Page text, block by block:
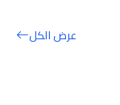
عرض الكل